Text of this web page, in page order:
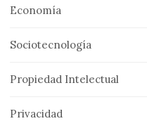
Economía
Sociotecnología
Propiedad Intelectual
Privacidad